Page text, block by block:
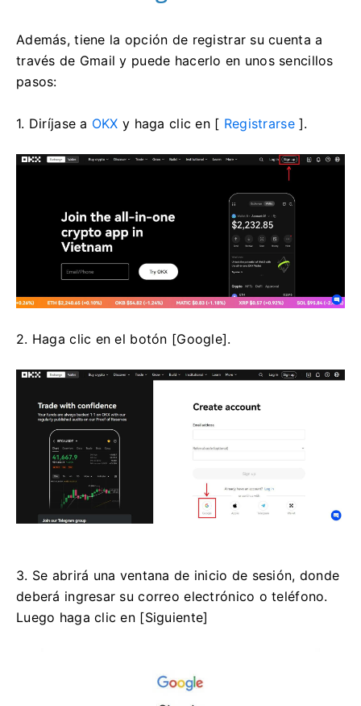
Además, tiene la opción de registrar su cuenta a
través de Gmail y puede hacerlo en unos sencillos
pasos:
1. Diríjase a OKX y haga clic en [ Registrarse].
2. Haga clic en el botón [Google].
3. Se abrirá una ventana de inicio de sesión, donde
deberá ingresar su correo electrónico o teléfono.
Luego haga clic en [Siguiente]